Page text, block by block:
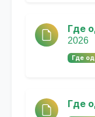
Где
2026
Где
Где